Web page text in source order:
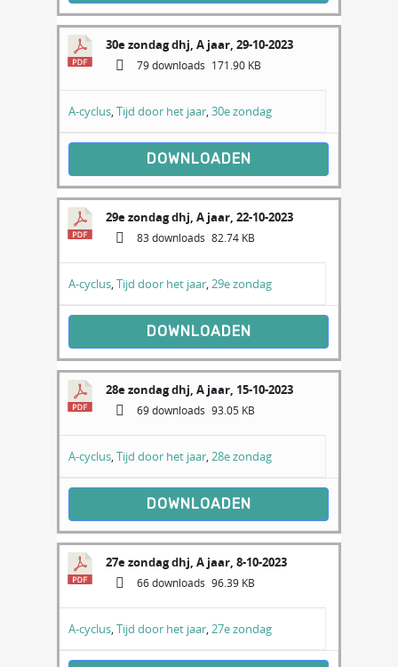
30e zondag dhj, A jaar, 29-10-2023
79 downloads 171.90 KB
A-cyclus,Tijd door het jaar,30e zondag
DOWNLOADEN
29e zondag dhj, A jaar, 22-10-2023
83 downloads 82.74 KB
A-cyclus,Tijd door het jaar,29e zondag
DOWNLOADEN
28e zondag dhj, A jaar, 15-10-2023
69 downloads 93.05 KB
A-cyclus,Tijd door het jaar,28e zondag
DOWNLOADEN
27e zondag dhj, A jaar, 8-10-2023
66 downloads 96.39 KB
A-cyclus,Tijd door het jaar,27e zondag